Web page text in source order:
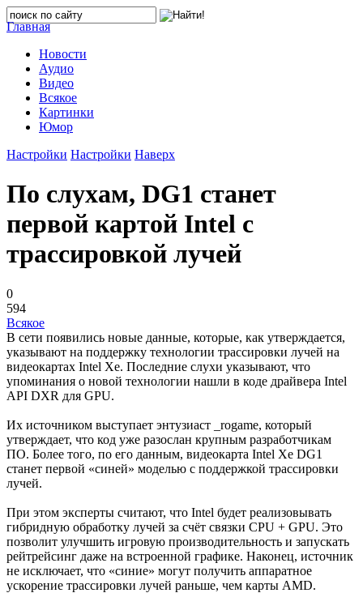
Главная
Новости
Аудио
Видео
Всякое
Картинки
Юмор
Настройки Настройки Наверх
По слухам, DG1 станет
первой картой Intel с
трассировкой лучей
0
594
Всякое
В сети появились новые данные, которые, как утверждается,
указывают на поддержку технологии трассировки лучей на
видеокартах Intel Xe. Последние слухи указывают, что
упоминания о новой технологии нашли в коде драйвера Intel
API DXR для GPU.
Их источником выступает энтузиаст _rogame, который
утверждает, что код уже разослан крупным разработчикам
ПО. Более того, по его данным, видеокарта Intel Xe DG1
станет первой «синей» моделью с поддержкой трассировки
лучей.
При этом эксперты считают, что Intel будет реализовывать
гибридную обработку лучей за счёт связки CPU + GPU. Это
позволит улучшить игровую производительность и запускать
рейтрейсинг даже на встроенной графике. Наконец, источник
не исключает, что «синие» могут получить аппаратное
ускорение трассировки лучей раньше, чем карты AMD.